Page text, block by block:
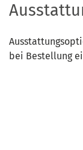
bei Bestellung